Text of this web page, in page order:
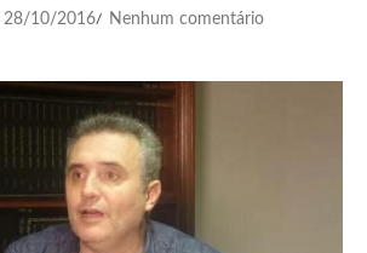
28/10/2016/ Nenhum comentário